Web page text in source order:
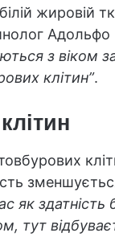
жировій
Адольфо
з віком
клітин”.
як
тут